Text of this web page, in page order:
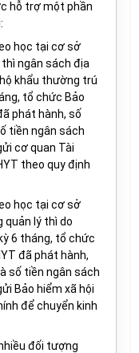
hỗ trợ một phần
học tại cơ sở
ngân sách địa
khẩu thường trú
tổ chức Bảo
phát hành, số
tiền ngân sách
cơ quan Tài
theo quy định
học tại cơ sở
quản lý thì do
6 tháng, tổ chức
đã phát hành,
số tiền ngân sách
Bảo hiểm xã hội
để chuyển kinh
đối tượng